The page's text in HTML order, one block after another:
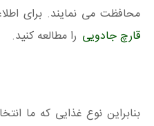
محافظت می‌ نمایند. برای
قارچ جادویی را مطالعه کنید.
بنابراین نوع غذایی که ما